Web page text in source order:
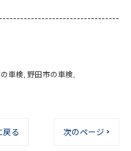
車検 野田市の車検
戻る 次のページ >